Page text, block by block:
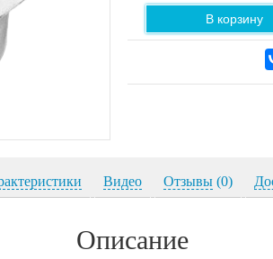
В корзину
Видео Отзывы (0)
Описание